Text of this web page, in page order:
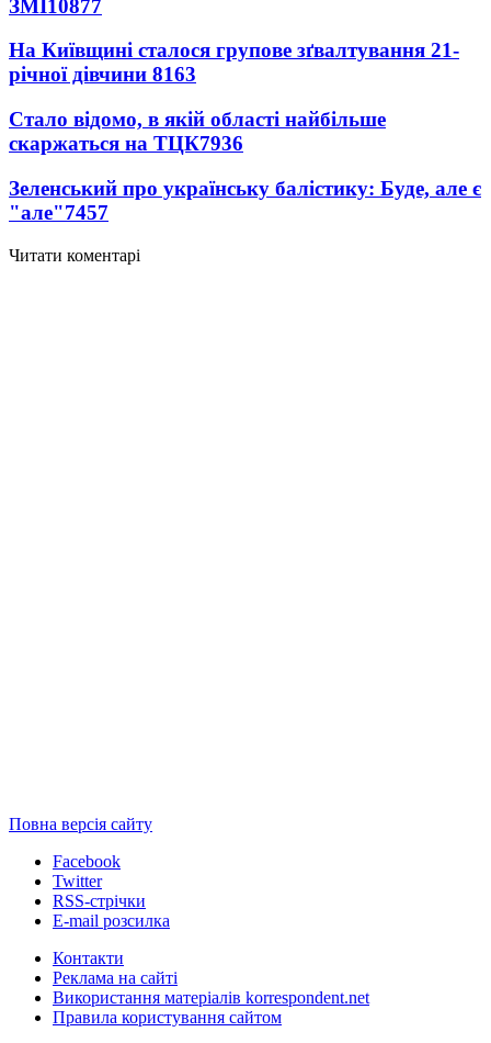
ЗМІ 10877
На Київщині сталося групове зґвалтування 21-
річної дівчини 8163
Стало відомо, в якій області найбільше
скаржаться на ТЦК7936
Зеленський про українську балістику: Буде, але є
"але"7457
Читати коментарі
Повна версія сайту
Facebook
Twitter
RSS-стрічки
E-mail розсилка
Контакти
Реклама на сайті
Використання матеріалів korrespondent.net
Правила користування сайтом